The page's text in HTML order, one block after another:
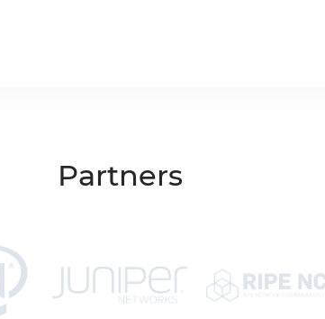
Partners